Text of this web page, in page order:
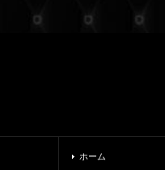
ホーム